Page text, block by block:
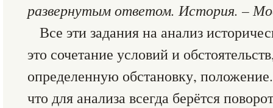
развернутым ответом. История. –
Все эти задания на анализ
это сочетание условий и
определенную обстановку,
что для анализа всегда берётся